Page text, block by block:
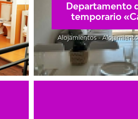
Departamento
temporario
Alojamientos -